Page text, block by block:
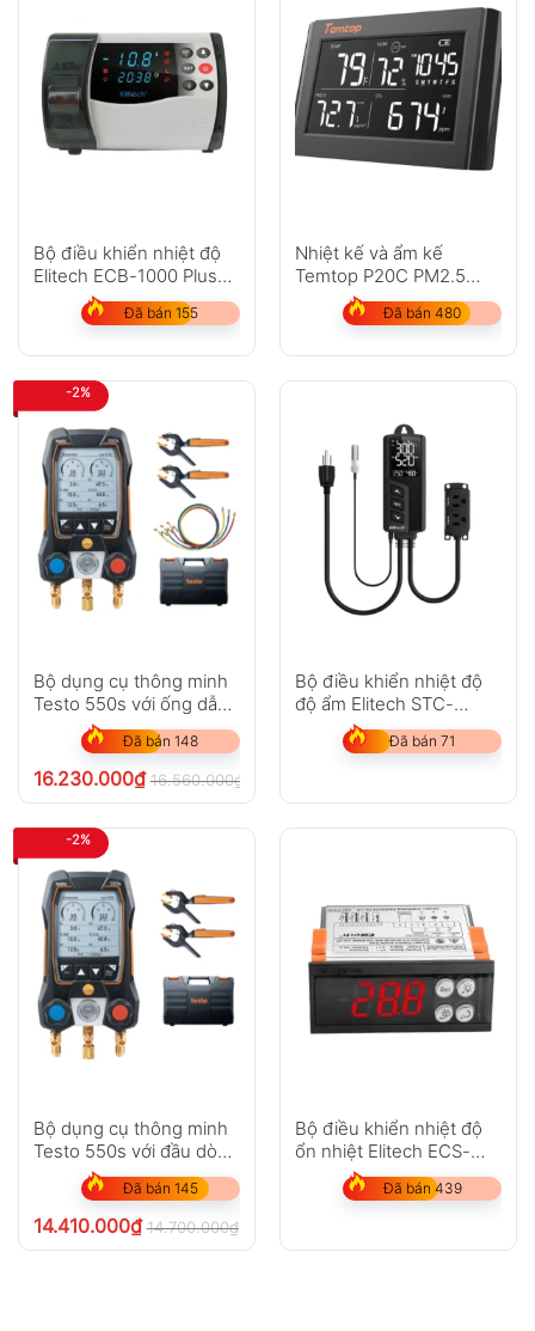
Bộ điều khiển nhiệt độ
Elitech ECB-1000 Plus
Đã bán 155
Nhiệt kế và ẩm kế
Temtop P20C PM2.5
Đã bán 480
-2%
Bộ dụng cụ thông minh
Testo 550s với ống dẫn
đầy – với đầu dò nhiệt
độ kẹp không dây và bộ
ống dẫn đầy với 3 ống
Đã bán 148
16.230.000₫ 16.560.000₫
Bộ điều khiển nhiệt độ
độ ẩm Elitech STC-
1000WiFi-TH
Đã bán 71
-2%
Bộ dụng cụ thông minh
Testo 550s với đầu dò
nhiệt độ kẹp không dây
Đã bán 145
14.410.000₫ 14.700.000₫
Bộ điều khiển nhiệt độ
ổn nhiệt Elitech ECS-
Đã bán 439